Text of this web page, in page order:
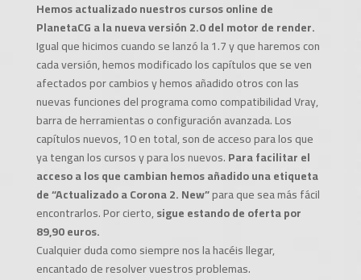
Hemos actualizado nuestros cursos online de
PlanetaCG a la nueva versión 2.0 del motor de render.
Igual que hicimos cuando se lanzó la 1.7 y que haremos con
cada versión, hemos modificado los capítulos que se ven
afectados por cambios y hemos añadido otros con las
nuevas funciones del programa como compatibilidad Vray,
barra de herramientas o configuración avanzada. Los
capítulos nuevos, 10 en total, son de acceso para los que
ya tengan los cursos y para los nuevos.Para facilitar el
acceso a los que cambian hemos añadido una etiqueta
de “Actualizado a Corona 2. New”para que sea más fácil
encontrarlos. Por cierto,sigue estando de oferta por
89,90 euros.
Cualquier duda como siempre nos la hacéis llegar,
encantado de resolver vuestros problemas.